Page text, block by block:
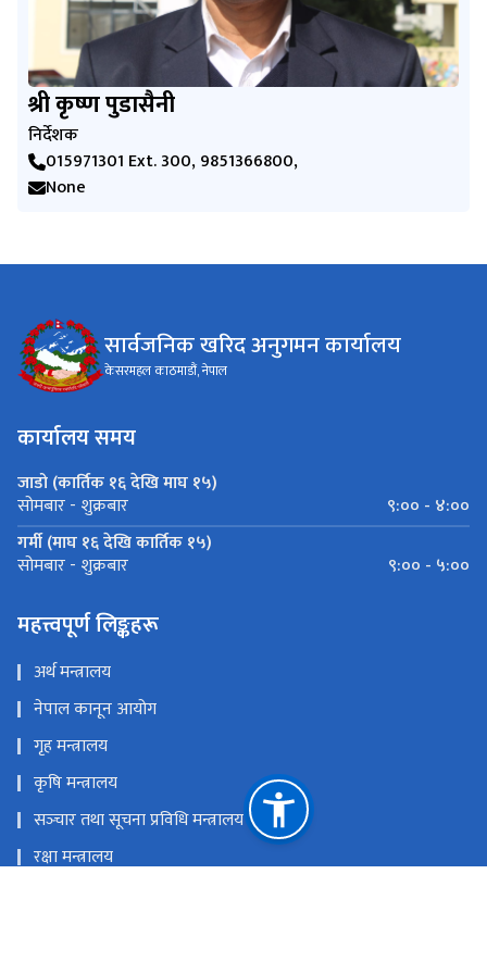
श्री कृष्ण पुडासैनी
निर्देशक
015971301 Ext. 300, 9851366800,
None
सार्वजनिक खरिद अनुगमन कार्यालय
केसरमहल काठमाडौं, नेपाल
कार्यालय समय
जाडो (कार्तिक १६ देखि माघ १५)
सोमबार - शुक्रबार
९:०० - ४:००
गर्मी (माघ १६ देखि कार्तिक १५)
सोमबार - शुक्रबार ९:०० - ५:००
महत्त्वपूर्ण लिङ्कहरू
अर्थ मन्त्रालय
नेपाल कानून आयोग
गृह मन्त्रालय
कृषि मन्त्रालय
सञ्‍चार तथा सूचना प्रविधि मन्त्रालय
रक्षा मन्त्रालय